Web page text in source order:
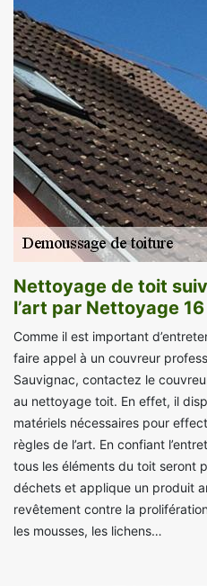
Nettoyage de toit
l’art par Nettoyage 16
Comme il est important
faire appel à un couvreur
Sauvignac, contactez le
au nettoyage toit. En effet, il
matériels nécessaires pour
règles de l’art. En confiant
tous les éléments du toit seront
déchets et applique un produit
revêtement contre la
les mousses, les lichens…